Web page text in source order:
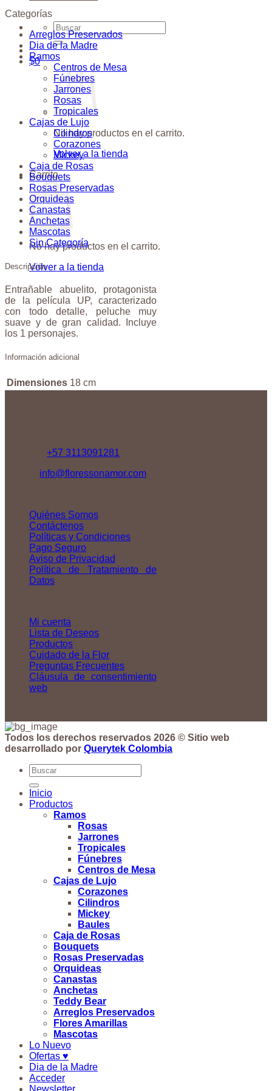
Buscar
por:
$0
No hay productos en el carrito.
Volver a la tienda
Carrito
No hay productos en el carrito.
Volver a la tienda
Categorías
Arreglos Preservados
Dia de la Madre
Ramos
Centros de Mesa
Fúnebres
Jarrones
Rosas
Tropicales
Cajas de Lujo
Cilindros
Corazones
Mickey
Caja de Rosas
Bouquets
Rosas Preservadas
Orquideas
Canastas
Anchetas
Mascotas
Sin Categoría
Descripción
Entrañable abuelito, protagonista
de la película UP, caracterizado
con todo detalle, peluche muy
suave y de gran calidad. Incluye
los 1 personajes.
Información adicional
Dimensiones 18 cm
+57 3113091281
info@floressonamor.com
Quiénes Somos
Contáctenos
Políticas y Condiciones
Pago Seguro
Aviso de Privacidad
Política de Tratamiento de
Datos
Mi cuenta
Lista de Deseos
Productos
Cuidado de la Flor
Preguntas Frecuentes
Cláusula de consentimiento
web
Todos los derechos reservados 2026 © Sitio web
desarrollado por Querytek Colombia
Buscar
por:
Inicio
Productos
Ramos
Rosas
Jarrones
Tropicales
Fúnebres
Centros de Mesa
Cajas de Lujo
Corazones
Cilindros
Mickey
Baules
Caja de Rosas
Bouquets
Rosas Preservadas
Orquideas
Canastas
Anchetas
Teddy Bear
Arreglos Preservados
Flores Amarillas
Mascotas
Lo Nuevo
Ofertas ♥
Dia de la Madre
Acceder
Newsletter